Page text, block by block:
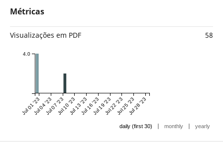
Métricas
Visualizações em PDF 58
Jul 01 '23Jul 04 '23Jul 07 '23Jul 10 '23Jul 13 '23Jul 16 '23Jul 19 '23Jul 22 '23Jul 25 '23Jul 28 '23
4.0
daily (first 30) | monthly | yearly